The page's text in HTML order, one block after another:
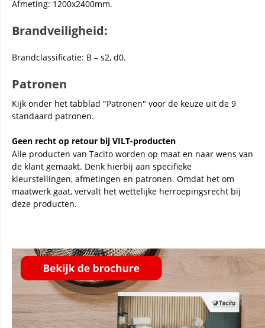
Afmeting: 1200x2400mm.
Brandveiligheid:
Brandclassificatie: B – s2, d0.
Patronen
Kijk onder het tabblad "Patronen" voor de keuze uit de 9
standaard patronen.
Geen recht op retour bij VILT-producten
Alle producten van Tacito worden op maat en naar wens van
de klant gemaakt. Denk hierbij aan specifieke
kleurstellingen, afmetingen en patronen. Omdat het om
maatwerk gaat, vervalt het wettelijke herroepingsrecht bij
deze producten.